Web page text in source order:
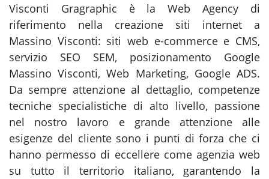
Visconti Gragraphic è la Web Agency di
riferimento nella creazione siti internet a
Massino Visconti: siti web e-commerce e CMS,
servizio SEO SEM, posizionamento Google
Massino Visconti, Web Marketing, Google ADS.
Da sempre attenzione al dettaglio, competenze
tecniche specialistiche di alto livello, passione
nel nostro lavoro e grande attenzione alle
esigenze del cliente sono i punti di forza che ci
hanno permesso di eccellere come agenzia web
su tutto il territorio italiano, garantendo la